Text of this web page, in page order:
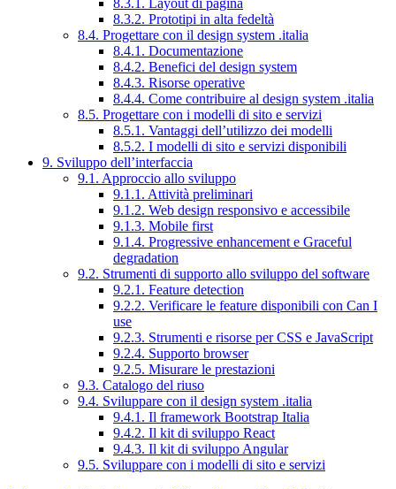
8.3.2. Prototipi in alta fedeltà
8.4. Progettare con il design system .italia
8.4.1. Documentazione
8.4.2. Benefici del design system
8.4.3. Risorse operative
8.4.4. Come contribuire al design system .italia
8.5. Progettare con i modelli di sito e servizi
8.5.1. Vantaggi dell’utilizzo dei modelli
8.5.2. I modelli di sito e servizi disponibili
9. Sviluppo dell’interfaccia
9.1. Approccio allo sviluppo
9.1.1. Attività preliminari
9.1.2. Web design responsivo e accessibile
9.1.3. Mobile first
9.1.4. Progressive enhancement e Graceful
degradation
9.2. Strumenti di supporto allo sviluppo del software
9.2.1. Feature detection
9.2.2. Verificare le feature disponibili con Can I
use
9.2.3. Strumenti e risorse per CSS e JavaScript
9.2.4. Supporto browser
9.2.5. Misurare le prestazioni
9.3. Catalogo del riuso
9.4. Sviluppare con il design system .italia
9.4.1. Il framework Bootstrap Italia
9.4.2. Il kit di sviluppo React
9.4.3. Il kit di sviluppo Angular
9.5. Sviluppare con i modelli di sito e servizi